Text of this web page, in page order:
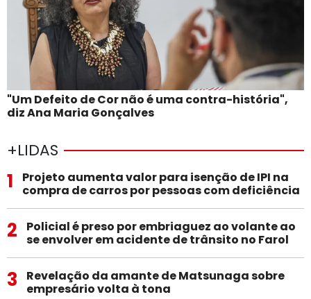
"Um Defeito de Cor não é uma contra-história",
diz Ana Maria Gonçalves
+LIDAS
1
Projeto aumenta valor para isenção de IPI na
compra de carros por pessoas com deficiência
2
Policial é preso por embriaguez ao volante ao
se envolver em acidente de trânsito no Farol
3
Revelação da amante de Matsunaga sobre
empresário volta à tona